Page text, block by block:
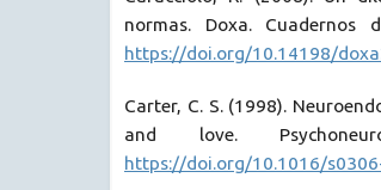
normas. Doxa. Cuadernos
https://doi.org/10.14198/
Carter, C. S. (1998).
and love.
https://doi.org/10.1016/